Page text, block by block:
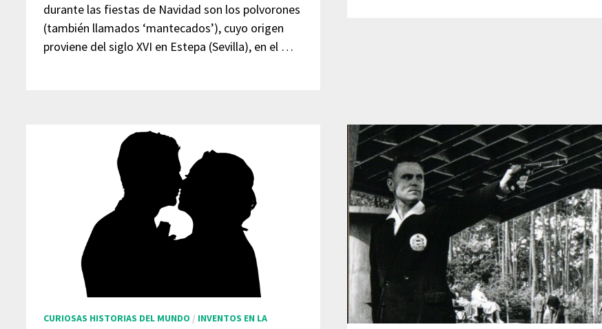
durante las fiestas de Navidad son los polvorones
(también llamados ‘mantecados’), cuyo origen
proviene del siglo XVI en Estepa (Sevilla), en el …
CURIOSAS HISTORIAS DEL MUNDO / INVENTOS EN LA